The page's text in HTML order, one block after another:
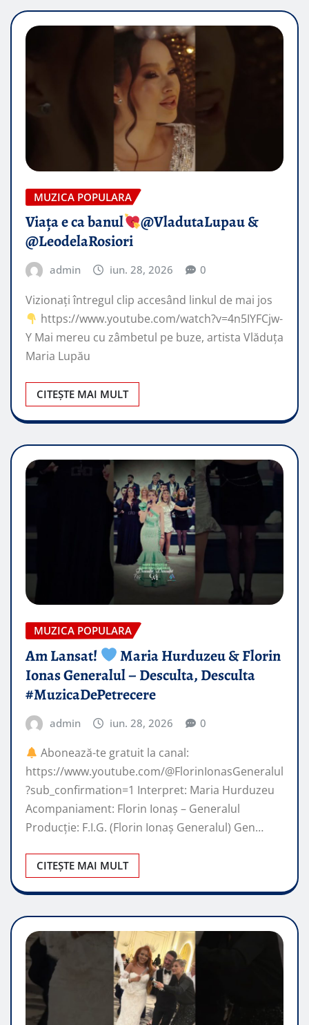
MUZICA POPULARA
Viața e ca banul
​@VladutaLupau &
@LeodelaRosiori
admin iun. 28, 2026 0
Vizionați întregul clip accesând linkul de mai jos
https://www.youtube.com/watch?v=4n5IYFCjw-
Y Mai mereu cu zâmbetul pe buze, artista Vlăduța
Maria Lupău
CITEȘTE MAI MULT
MUZICA POPULARA
Am Lansat!
Maria Hurduzeu & Florin
Ionas Generalul – Desculta, Desculta
#MuzicaDePetrecere
admin iun. 28, 2026 0
Abonează-te gratuit la canal:
https://www.youtube.com/@FlorinIonasGeneralul
?sub_confirmation=1 Interpret: Maria Hurduzeu
Acompaniament: Florin Ionaș – Generalul
Producție: F.I.G. (Florin Ionaș Generalul) Gen…
CITEȘTE MAI MULT